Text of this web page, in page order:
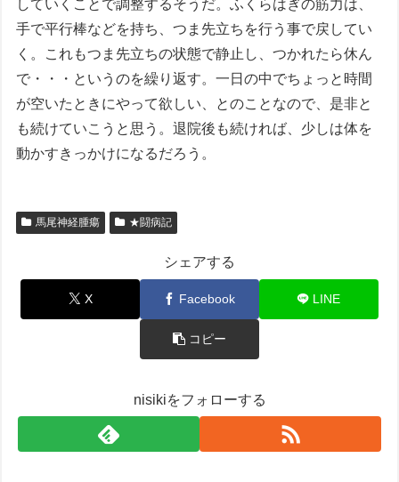
していくことで調整するそうだ。ふくらはぎの筋力は、
手で平行棒などを持ち、つま先立ちを行う事で戻してい
く。これもつま先立ちの状態で静止し、つかれたら休ん
で・・・というのを繰り返す。一日の中でちょっと時間
が空いたときにやって欲しい、とのことなので、是非と
も続けていこうと思う。退院後も続ければ、少しは体を
動かすきっかけになるだろう。
馬尾神経腫瘍 ★闘病記
シェアする
X Facebook LINE
コピー
nisikiをフォローする